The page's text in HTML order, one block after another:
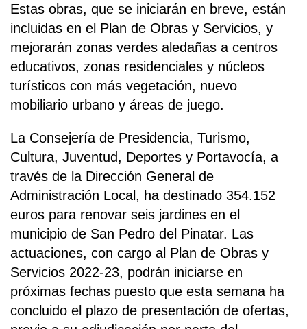
Estas obras, que se iniciarán en breve, están
incluidas en el Plan de Obras y Servicios, y
mejorarán zonas verdes aledañas a centros
educativos, zonas residenciales y núcleos
turísticos con más vegetación, nuevo
mobiliario urbano y áreas de juego.
La Consejería de Presidencia, Turismo,
Cultura, Juventud, Deportes y Portavocía, a
través de la Dirección General de
Administración Local, ha destinado 354.152
euros para renovar seis jardines en el
municipio de San Pedro del Pinatar. Las
actuaciones, con cargo al Plan de Obras y
Servicios 2022-23, podrán iniciarse en
próximas fechas puesto que esta semana ha
concluido el plazo de presentación de ofertas,